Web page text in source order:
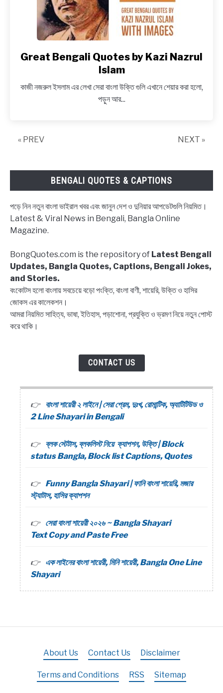
for
Durga
Puja
link
to
Bengali
Quotes
Great Bengali Quotes by Kazi Nazrul
Islam
কাজী নজরুল ইসলাম এর লেখা সেরা বাংলা উক্তি গুলি এখানে শেয়ার করা হলো,
পড়ুন আর...
« PREV NEXT »
BENGALI QUOTES & CAPTIONS
পড়ে নিন নতুন বাংলা ভাইরাল খবর এবং জানুন দেশ ও দুনিয়ার আপডেটগুলি নিয়মিত।
Latest & Viral News in Bengali, Bangla Online
Magazine.
BongQuotes.com is the repository of Latest Bengali
Updates, Bangla Quotes, Captions, Bengali Jokes,
and Stories.
বংকোটস হলো বাংলায় সবচেয়ে বড়ো পংক্তি, বাংলা বাণী, শায়েরি, উক্তি ও হাসির
জোকস এর কালেকশন।
আমরা নিয়মিত সাহিত্য, ভাষা, ইতিহাস, পড়াশোনা, প্রযুক্তি ও ভ্রমণ নিয়ে নতুন পোস্ট
করে থাকি।
CONTACT US
বাংলা শায়েরী ২ লাইনে | সেরা প্রেম, দুঃখ, রোমান্টিক, অ্যাটিটিউড ও
2 Line Shayari in Bengali
ব্লক স্টেটাস, ব্লকলিস্ট নিয়ে ক্যাপশন, উক্তি | Block
status Bangla, Block list Captions, Quotes
Funny Bangla Shayari | ফানি বাংলা শায়েরি, মজার
স্ট্যাটাস, হাসির ক্যাপশন
সেরা বাংলা শায়েরী ২০২৬ ~ Bangla Shayari
Text Copy and Paste Free
এক লাইনের বাংলা শায়েরী, মিনি শায়েরী, Bangla One Line
Shayari
About Us Contact Us Disclaimer
Terms and Conditions RSS Sitemap